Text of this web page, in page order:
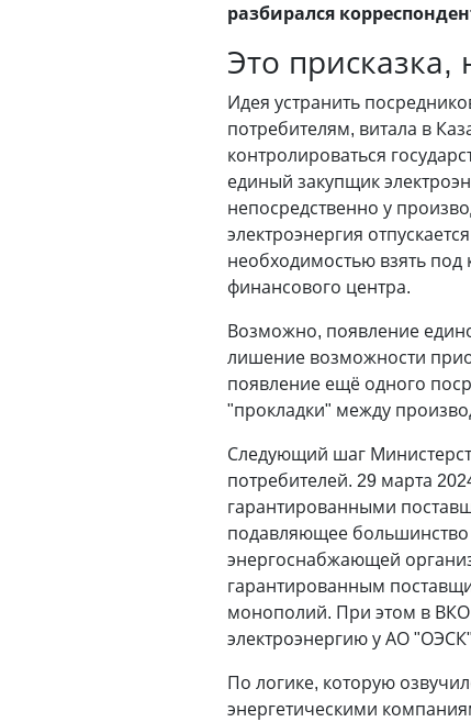
разбирался
Это присказка,
Идея устранить
потребителям, витала в
контролироваться
единый закупщик
непосредственно у
электроэнергия
необходимостью взять под
финансового центра.
Возможно, появление
лишение возможности
появление ещё одного
"прокладки" между
Следующий шаг
потребителей. 29 марта
гарантированными
подавляющее большинство
энергоснабжающей
гарантированным
монополий. При этом в ВКО
электроэнергию у АО
По логике, которую
энергетическими